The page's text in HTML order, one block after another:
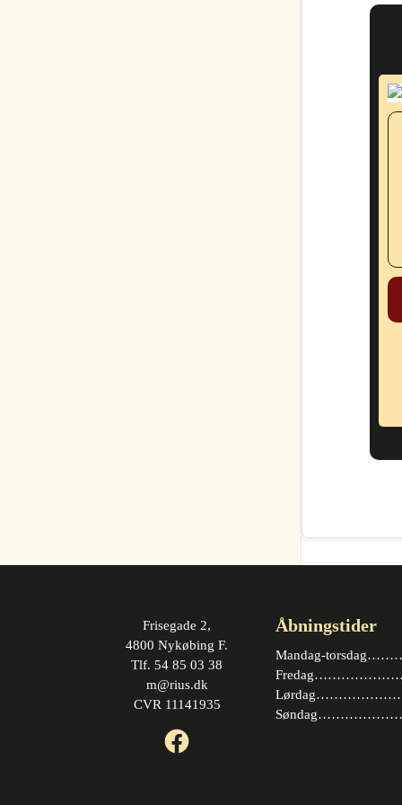
Frisegade 2,
4800 Nykøbing F.
Tlf. 54 85 03 38
m@rius.dk
CVR 11141935
Facebook
Åbningstider
Mandag-
Fredag………………….
Lørdag………………….